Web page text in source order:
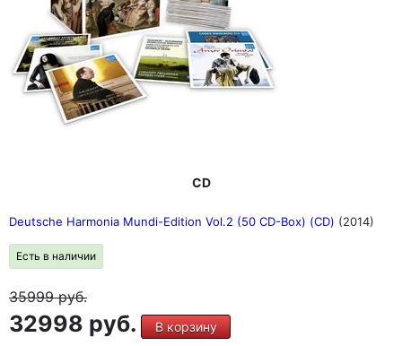
CD
Deutsche Harmonia Mundi-Edition Vol.2 (50 CD-Box) (CD) (2014)
Есть в наличии
35999руб.
32998 руб. В корзину